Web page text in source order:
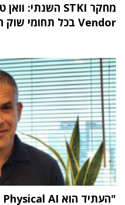
Vendor בכל תחומי שוק ה-IT